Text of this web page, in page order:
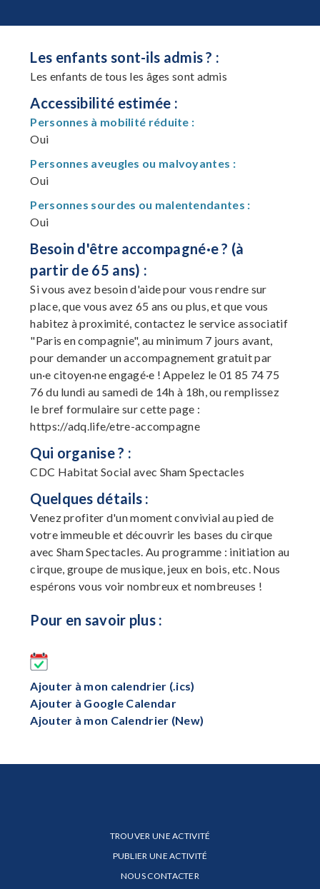
Les enfants sont-ils admis ? :
Les enfants de tous les âges sont admis
Accessibilité estimée :
Personnes à mobilité réduite :
Oui
Personnes aveugles ou malvoyantes :
Oui
Personnes sourdes ou malentendantes :
Oui
Besoin d'être accompagné·e ? (à
partir de 65 ans) :
Si vous avez besoin d'aide pour vous rendre sur
place, que vous avez 65 ans ou plus, et que vous
habitez à proximité, contactez le service associatif
"Paris en compagnie", au minimum 7 jours avant,
pour demander un accompagnement gratuit par
un·e citoyen·ne engagé·e ! Appelez le 01 85 74 75
76 du lundi au samedi de 14h à 18h, ou remplissez
le bref formulaire sur cette page :
https://adq.life/etre-accompagne
Qui organise ? :
CDC Habitat Social avec Sham Spectacles
Quelques détails :
Venez profiter d'un moment convivial au pied de
votre immeuble et découvrir les bases du cirque
avec Sham Spectacles. Au programme : initiation au
cirque, groupe de musique, jeux en bois, etc. Nous
espérons vous voir nombreux et nombreuses !
Pour en savoir plus :
Ajouter à mon calendrier (.ics)
Ajouter à Google Calendar
Ajouter à mon Calendrier (New)
TROUVER UNE ACTIVITÉ
PUBLIER UNE ACTIVITÉ
NOUS CONTACTER